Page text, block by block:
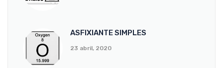
ASFIXIANTE SIMPLES
23 abril, 2020